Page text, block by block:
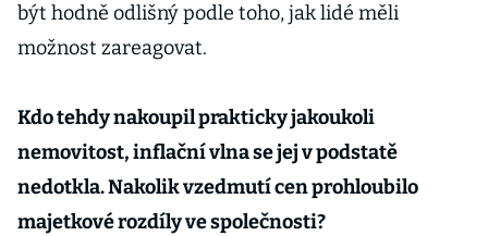
být hodně odlišný podle toho, jak lidé měli
možnost zareagovat.
Kdo tehdy nakoupil prakticky jakoukoli
nemovitost, inflační vlna se jej v podstatě
nedotkla. Nakolik vzedmutí cen prohloubilo
majetkové rozdíly ve společnosti?